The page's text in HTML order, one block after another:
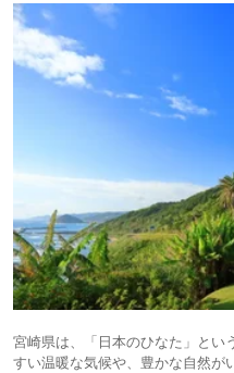
宮崎県は、「日本のひなた」とい
すい温暖な気候や、豊かな自然が